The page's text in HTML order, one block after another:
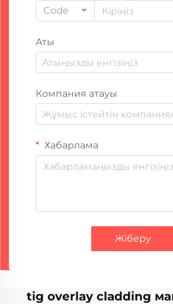
Code
Аты
Компания атауы
Хабарлама
Жіберу
tig overlay cladding